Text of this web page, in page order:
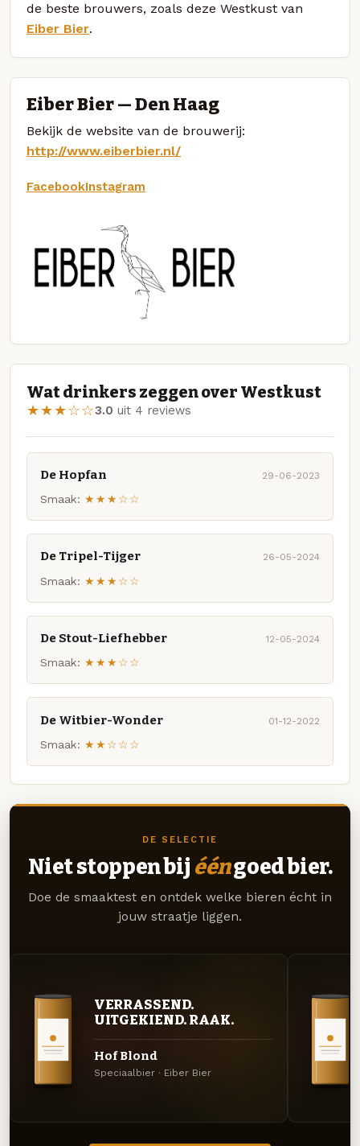
de beste brouwers, zoals deze Westkust van
Eiber Bier.
Eiber Bier — Den Haag
Bekijk de website van de brouwerij:
http://www.eiberbier.nl/
FacebookInstagram
Wat drinkers zeggen over Westkust
★★★☆☆3.0 uit 4 reviews
De Hopfan 29-06-2023
Smaak: ★★★☆☆
De Tripel-Tijger 26-05-2024
Smaak: ★★★☆☆
De Stout-Liefhebber 12-05-2024
Smaak: ★★★☆☆
De Witbier-Wonder 01-12-2022
Smaak: ★★☆☆☆
DE SELECTIE
Niet stoppen bij ééngoed bier.
Doe de smaaktest en ontdek welke bieren écht in
jouw straatje liggen.
VERRASSEND.
UITGEKIEND. RAAK.
Hof Blond
Speciaalbier · Eiber Bier